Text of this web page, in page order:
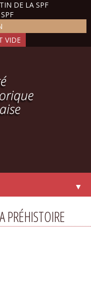
DE LA SPF
▼